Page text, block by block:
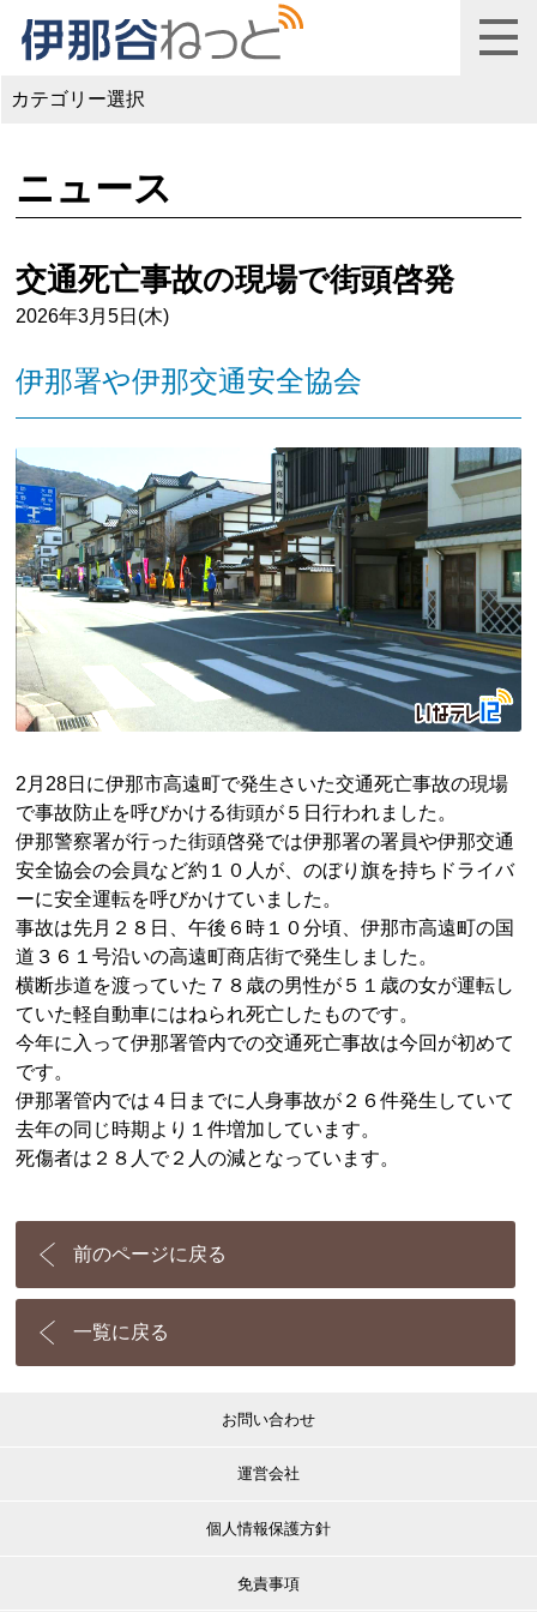
カテゴリー選択
ニュース
交通死亡事故の現場で街頭啓発
2026年3月5日(木)
伊那署や伊那交通安全協会
2月28日に伊那市高遠町で発生さいた交通死亡事故の現場
で事故防止を呼びかける街頭が５日行われました。
伊那警察署が行った街頭啓発では伊那署の署員や伊那交通
安全協会の会員など約１０人が、のぼり旗を持ちドライバ
ーに安全運転を呼びかけていました。
事故は先月２８日、午後６時１０分頃、伊那市高遠町の国
道３６１号沿いの高遠町商店街で発生しました。
横断歩道を渡っていた７８歳の男性が５１歳の女が運転し
ていた軽自動車にはねられ死亡したものです。
今年に入って伊那署管内での交通死亡事故は今回が初めて
です。
伊那署管内では４日までに人身事故が２６件発生していて
去年の同じ時期より１件増加しています。
死傷者は２８人で２人の減となっています。
前のページに戻る
一覧に戻る
お問い合わせ
運営会社
個人情報保護方針
免責事項